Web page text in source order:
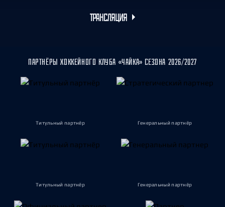
ТРАНСЛЯЦИЯ
ПАРТНЁРЫ ХОККЕЙНОГО КЛУБА «ЧАЙКА» СЕЗОНА 2026/2027
Титульный партнёр Генеральный партнёр
Титульный партнёр Генеральный партнёр